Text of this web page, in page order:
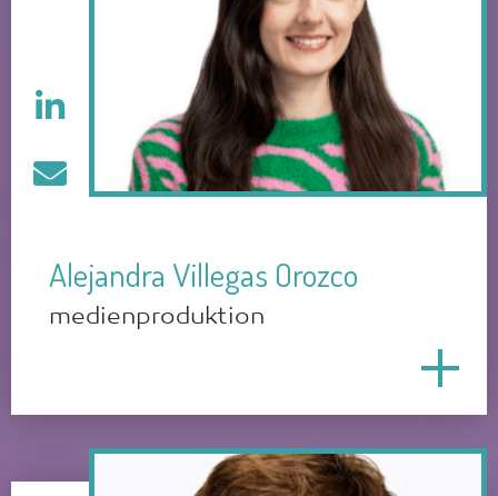
Alejandra Villegas Orozco
medienproduktion